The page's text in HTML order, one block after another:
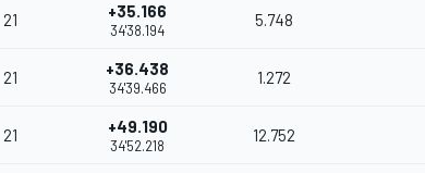
21 +35.166
34'38.194
5.748
21 +36.438
34'39.466
1.272
21 +49.190
34'52.218
12.752